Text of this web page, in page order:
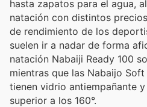
hasta zapatos para el agua,
natación con distintos
de rendimiento de los
suelen ir a nadar de forma
natación Nabaiji Ready 100
mientras que las Nabaijo Soft con lente ahumado
tienen vidrio antiempañante
superior a los 160°.